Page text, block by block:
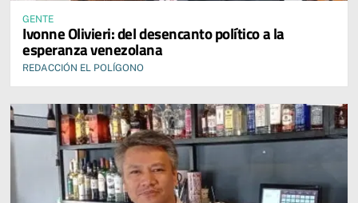
GENTE
Ivonne Olivieri: del desencanto político a la
esperanza venezolana
REDACCIÓN EL POLÍGONO